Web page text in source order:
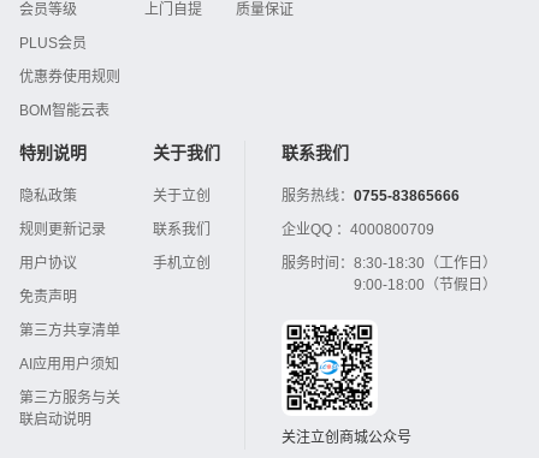
会员等级
PLUS会员
优惠券使用规则
BOM智能云表
上门自提
质量保证
特别说明
隐私政策
规则更新记录
用户协议
免责声明
第三方共享清单
AI应用用户须知
第三方服务与关
联启动说明
关于我们
关于立创
联系我们
手机立创
联系我们
服务热线： 0755-83865666
企业QQ ： 4000800709
服务时间： 8:30-18:30（工作日）
9:00-18:00（节假日）
关注立创商城公众号